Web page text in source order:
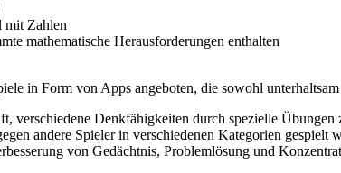
mit Zahlen
mathematische Herausforderungen enthalten
in Form von Apps angeboten, die sowohl
verschiedene Denkfähigkeiten durch spezielle Übungen
andere Spieler in verschiedenen Kategorien gespielt
von Gedächtnis, Problemlösung und